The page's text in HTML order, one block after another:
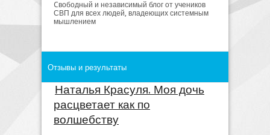
Cвободный и независимый блог от учеников
СВП для всех людей, владеющих системным
мышлением
Наталья Красуля. Моя дочь
расцветает как по
волшебству